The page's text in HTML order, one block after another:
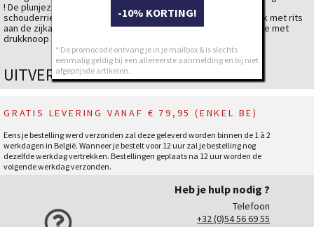
! De plunjezak beschikt over een afneembare en verstelbare
schouderriem en 2 handvaten voor het dragen. Opgestikte zak met rits
aan de zijkant. Authentieke Lee Cooper broderie op het zijzakje met
drukknoop . Binnenin zakje met rits.
100% Katoen
UITVERKOCHT
GRATIS LEVERING VANAF € 79,95 (ENKEL BE)
Eens je bestelling werd verzonden zal deze geleverd worden binnen de 1 à 2
werkdagen in België. Wanneer je bestelt voor 12 uur zal je bestelling nog
dezelfde werkdag vertrekken. Bestellingen geplaats na 12 uur worden de
volgende werkdag verzonden.
Heb je hulp nodig ?
Telefoon
+32 (0)54 56 69 55
-10% KORTING!
* De promocode ontvang je in je mailbox & is slechts
eenmalig geldig bij een allereerste aanmelding en bij niet
afgeprijsde artikelen.